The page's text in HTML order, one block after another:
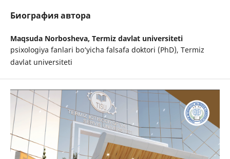
Биография автора
Maqsuda Norbosheva, Termiz davlat universiteti
psixologiya fanlari bo‘yicha falsafa doktori (PhD), Termiz
davlat universiteti